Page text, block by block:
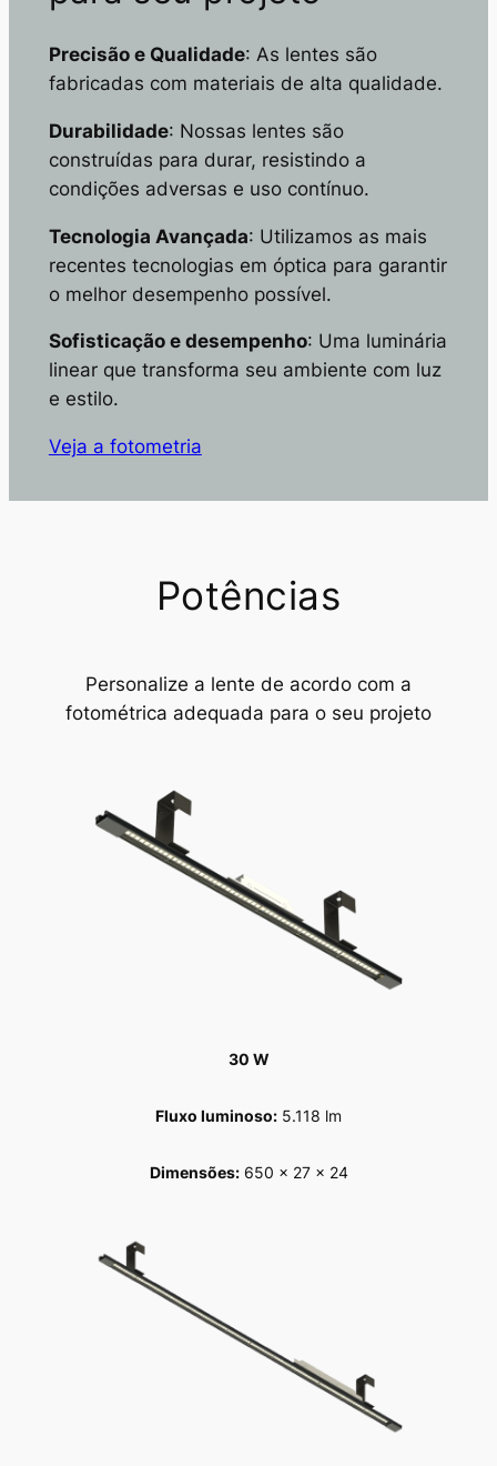
Precisão e Qualidade: As lentes são
fabricadas com materiais de alta qualidade.
Durabilidade: Nossas lentes são
construídas para durar, resistindo a
condições adversas e uso contínuo.
Tecnologia Avançada: Utilizamos as mais
recentes tecnologias em óptica para garantir
o melhor desempenho possível.
Sofisticação e desempenho: Uma luminária
linear que transforma seu ambiente com luz
e estilo.
Veja a fotometria
Potências
Personalize a lente de acordo com a
fotométrica adequada para o seu projeto
30 W
Fluxo luminoso: 5.118 lm
Dimensões:650 x 27 x 24